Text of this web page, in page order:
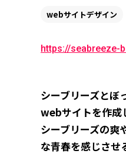
webサイトデザイン
https://seabreeze-
シーブリーズとぼ
webサイトを作成
シーブリーズの爽
な青春を感じさせ